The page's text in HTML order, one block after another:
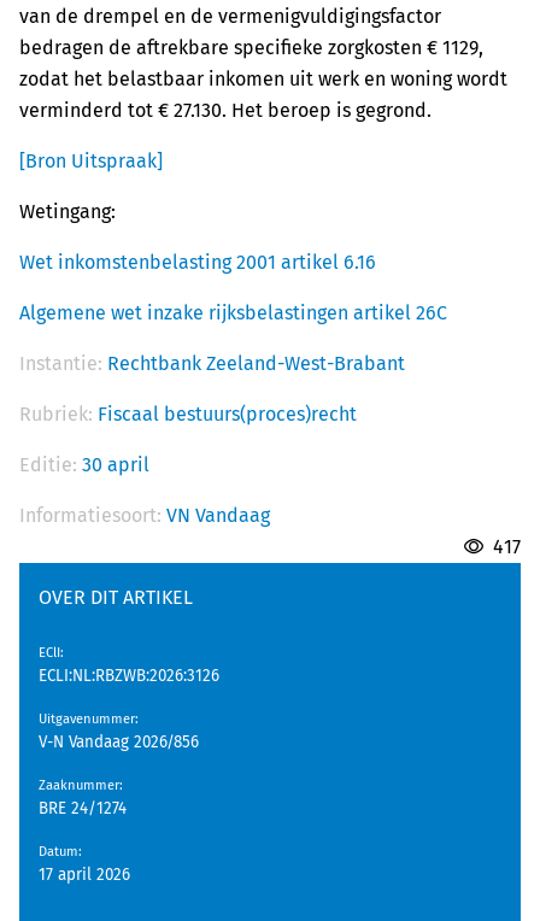
van de drempel en de vermenigvuldigingsfactor
bedragen de aftrekbare specifieke zorgkosten € 1129,
zodat het belastbaar inkomen uit werk en woning wordt
verminderd tot € 27.130. Het beroep is gegrond.
[Bron Uitspraak]
Wetingang:
Wet inkomstenbelasting 2001 artikel 6.16
Algemene wet inzake rijksbelastingen artikel 26C
Instantie: Rechtbank Zeeland-West-Brabant
Rubriek: Fiscaal bestuurs(proces)recht
Editie: 30 april
Informatiesoort: VN Vandaag
417
OVER DIT ARTIKEL
EClI:
ECLI:NL:RBZWB:2026:3126
Uitgavenummer:
V-N Vandaag 2026/856
Zaaknummer:
BRE 24/1274
Datum:
17 april 2026